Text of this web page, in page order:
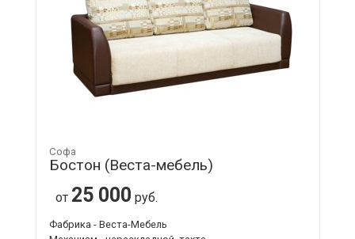
Софа
Бостон (Веста-мебель)
от 25 000 руб.
Фабрика - Веста-Мебель